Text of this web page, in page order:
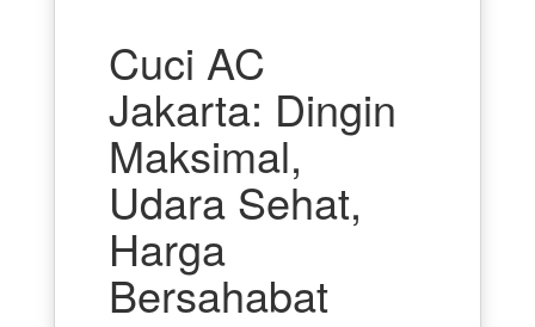
Cuci AC
Jakarta: Dingin
Maksimal,
Udara Sehat,
Harga
Bersahabat